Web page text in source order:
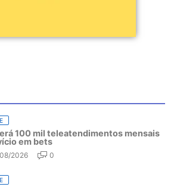
100 mil teleatendimentos mensais
em bets
2026 0